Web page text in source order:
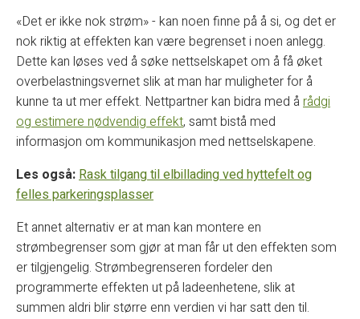
«Det er ikke nok strøm» - kan noen finne på å si, og det er
nok riktig at effekten kan være begrenset i noen anlegg.
Dette kan løses ved å søke nettselskapet om å få øket
overbelastningsvernet slik at man har muligheter for å
kunne ta ut mer effekt. Nettpartner kan bidra med å rådgi
og estimere nødvendig effekt, samt bistå med
informasjon om kommunikasjon med nettselskapene.
Les også:Rask tilgang til elbillading ved hyttefelt og
felles parkeringsplasser
Et annet alternativ er at man kan montere en
strømbegrenser som gjør at man får ut den effekten som
er tilgjengelig. Strømbegrenseren fordeler den
programmerte effekten ut på ladeenhetene, slik at
summen aldri blir større enn verdien vi har satt den til.